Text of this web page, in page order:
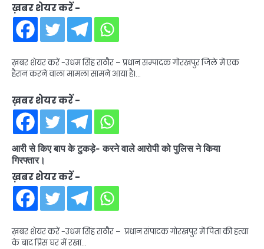
ख़बर शेयर करें -
ख़बर शेयर करें -उधम सिंह राठौर – प्रधान सम्पादक गोरखपुर जिले में एक
हैरान करने वाला मामला सामने आया है।…
ख़बर शेयर करें -
आरी से किए बाप के टुकड़े- करने वाले आरोपी को पुलिस ने किया
गिरफ्तार।
ख़बर शेयर करें -
ख़बर शेयर करें -उधम सिंह राठौर – प्रधान संपादक गोरखपुर में पिता की हत्या
के बाद प्रिंस घर में रखा…